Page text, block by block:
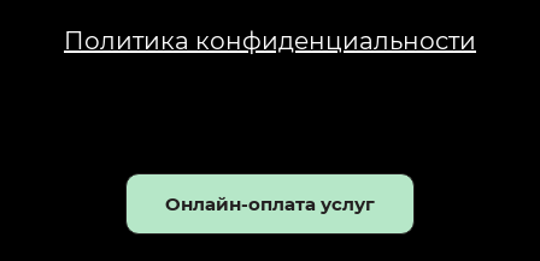
Политика конфиденциальности
Онлайн-оплата услуг